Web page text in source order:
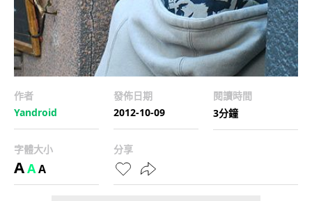
作者
Yandroid
發佈日期
2012-10-09
閱讀時間
3分鐘
字體大小
AAA
分享